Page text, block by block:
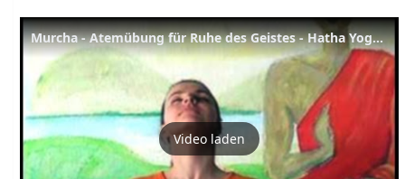
Murcha - Atemübung für Ruhe des Geistes - Hatha Yoga Wörterbuch
Video laden